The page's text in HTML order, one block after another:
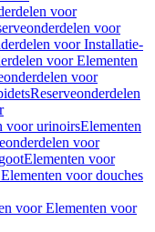
voor
voor
voor Installatie-
voor Elementen
voor
Reserveonderdelen
voor urinoirsElementen
voor
Elementen voor
voor douches
voor Elementen voor